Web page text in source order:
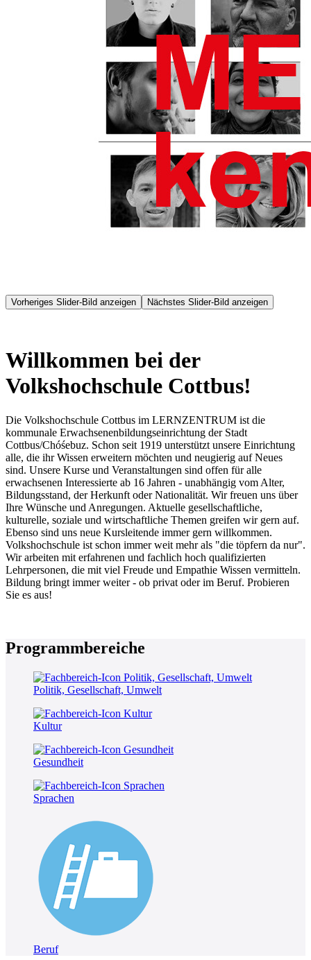
Vorheriges Slider-Bild anzeigen Nächstes Slider-Bild anzeigen
Willkommen bei der
Volkshochschule Cottbus!
Die Volkshochschule Cottbus im LERNZENTRUM ist die
kommunale Erwachsenenbildungseinrichtung der Stadt
Cottbus/Chóśebuz. Schon seit 1919 unterstützt unsere Einrichtung
alle, die ihr Wissen erweitern möchten und neugierig auf Neues
sind. Unsere Kurse und Veranstaltungen sind offen für alle
erwachsenen Interessierte ab 16 Jahren - unabhängig vom Alter,
Bildungsstand, der Herkunft oder Nationalität. Wir freuen uns über
Ihre Wünsche und Anregungen. Aktuelle gesellschaftliche,
kulturelle, soziale und wirtschaftliche Themen greifen wir gern auf.
Ebenso sind uns neue Kursleitende immer gern willkommen.
Volkshochschule ist schon immer weit mehr als "die töpfern da nur".
Wir arbeiten mit erfahrenen und fachlich hoch qualifizierten
Lehrpersonen, die mit viel Freude und Empathie Wissen vermitteln.
Bildung bringt immer weiter - ob privat oder im Beruf. Probieren
Sie es aus!
Programmbereiche
Politik, Gesellschaft, Umwelt
Kultur
Gesundheit
Sprachen
Beruf